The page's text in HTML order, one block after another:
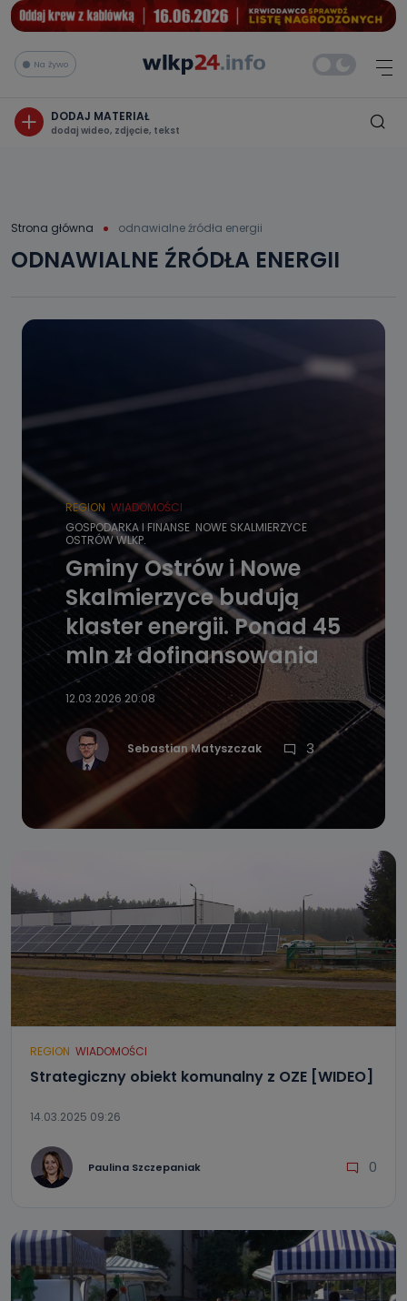
Na żywo
DODAJ MATERIAŁ
dodaj wideo, zdjęcie, tekst
Strona główna odnawialne źródła energii
ODNAWIALNE ŹRÓDŁA ENERGII
REGION WIADOMOŚCI
GOSPODARKA I FINANSE NOWE SKALMIERZYCE
OSTRÓW WLKP.
Gminy Ostrów i Nowe
Skalmierzyce budują
klaster energii. Ponad 45
mln zł dofinansowania
12.03.2026 20:08
Sebastian Matyszczak 3
REGION WIADOMOŚCI
Strategiczny obiekt komunalny z OZE [WIDEO]
14.03.2025 09:26
Paulina Szczepaniak 0